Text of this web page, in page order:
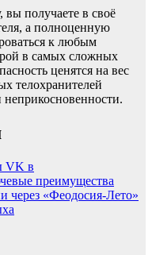
получаете в своё
а полноценную
к любым
в самых сложных
ценятся на вес
телохранителей
неприкосновенности.
VK в
преимущества
через «Феодосия-Лето»